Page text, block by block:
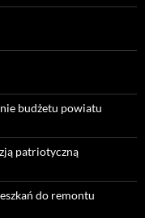
budżetu powiatu
patriotyczną
do remontu